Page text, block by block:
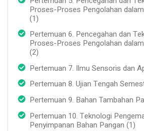
Proses-Proses Pengolahan
(1)
Pertemuan 6. Pencegahan dan
Proses-Proses Pengolahan
(2)
Pertemuan 7. Ilmu Sensoris dan
Pertemuan 8. Ujian Tengah
Pertemuan 9. Bahan Tambahan
Pertemuan 10. Teknologi
Penyimpanan Bahan Pangan (1)